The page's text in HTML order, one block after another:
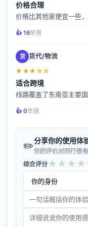
价格合理
价格比其他家便宜一些
👍️ 16举报
货 货代/物流
★★★☆☆
适合跨境
线路覆盖了东南亚主要
👍️ 0举报
✏️分享你的使用体
你的评价对同行很
综合评分★ ★ ★ ★